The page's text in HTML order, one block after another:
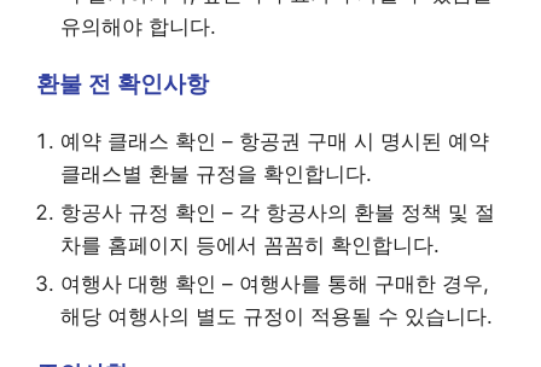
유의해야 합니다.
환불 전 확인사항
예약 클래스 확인 – 항공권 구매 시 명시된 예약
클래스별 환불 규정을 확인합니다.
항공사 규정 확인 – 각 항공사의 환불 정책 및 절
차를 홈페이지 등에서 꼼꼼히 확인합니다.
여행사 대행 확인 – 여행사를 통해 구매한 경우,
해당 여행사의 별도 규정이 적용될 수 있습니다.